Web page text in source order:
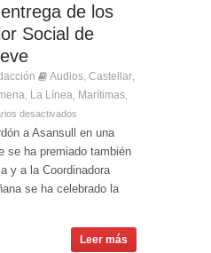
de los
Social de
Audios Castellar
La Línea Marítimas
desactivados
a Asansull en una
se ha premiado también
y a la Coordinadora
se ha celebrado la
Leer más